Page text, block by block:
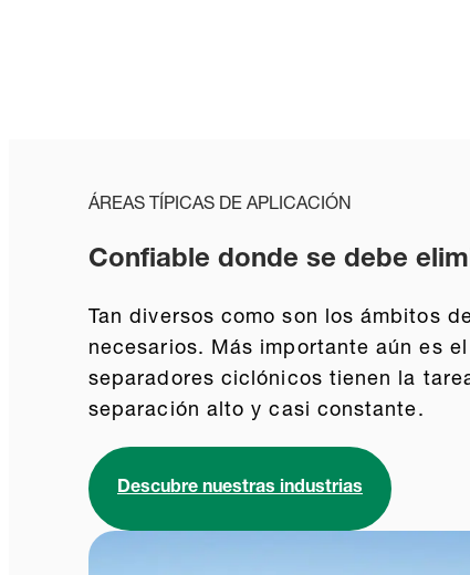
ÁREAS TÍPICAS DE APLICACIÓN
Confiable donde se debe
Tan diversos como son los ámbitos
necesarios. Más importante aún es
separadores ciclónicos tienen la
separación alto y casi constante.
Descubre nuestras industrias